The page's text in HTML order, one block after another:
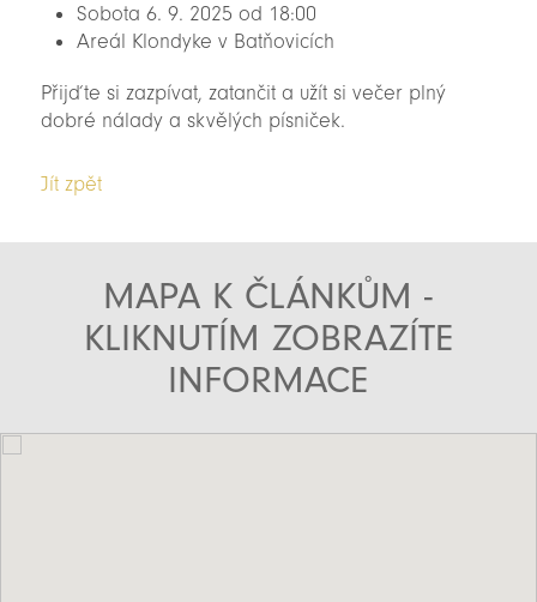
Sobota 6. 9. 2025 od 18:00
Areál Klondyke v Batňovicích
Přijďte si zazpívat, zatančit a užít si večer plný
dobré nálady a skvělých písniček.
Jít zpět
MAPA K ČLÁNKŮM -
KLIKNUTÍM ZOBRAZÍTE
INFORMACE